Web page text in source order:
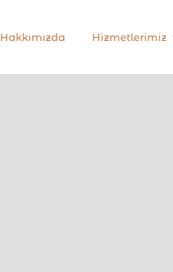
Hakkımızda Hizmetlerimiz